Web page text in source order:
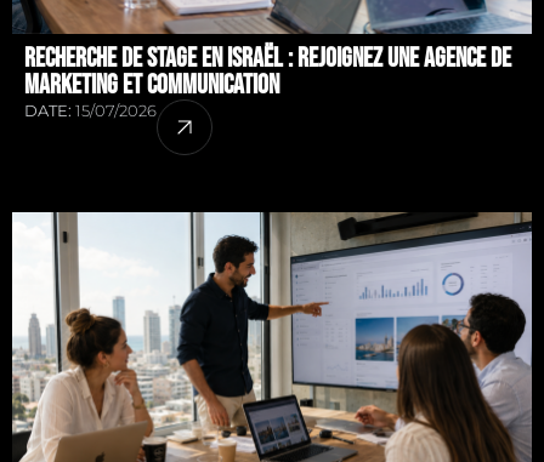
Recherche de stage en Israël : rejoignez une agence de
marketing et communication
DATE: 15/07/2026